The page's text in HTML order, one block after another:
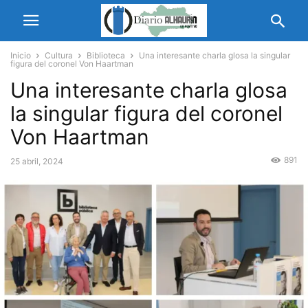
Inicio Cultura Biblioteca
Una interesante charla glosa la singular
figura del coronel Von Haartman
Una interesante charla glosa
la singular figura del coronel
Von Haartman
25 abril, 2024 891